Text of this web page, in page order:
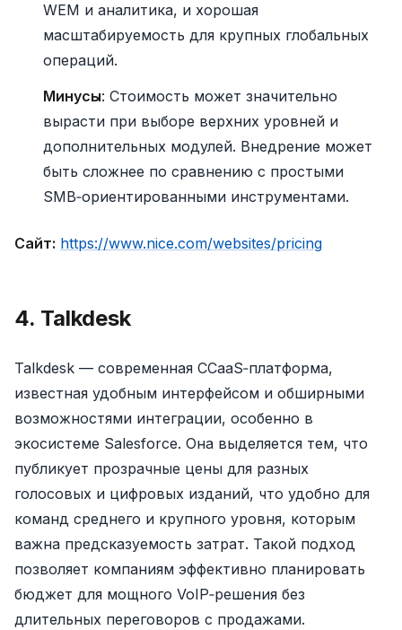
WEM и аналитика, и хорошая
масштабируемость для крупных глобальных
операций.
Минусы: Стоимость может значительно
вырасти при выборе верхних уровней и
дополнительных модулей. Внедрение может
быть сложнее по сравнению с простыми
SMB‑ориентированными инструментами.
Сайт: https://www.nice.com/websites/pricing
4. Talkdesk
Talkdesk — современная CCaaS‑платформа,
известная удобным интерфейсом и обширными
возможностями интеграции, особенно в
экосистеме Salesforce. Она выделяется тем, что
публикует прозрачные цены для разных
голосовых и цифровых изданий, что удобно для
команд среднего и крупного уровня, которым
важна предсказуемость затрат. Такой подход
позволяет компаниям эффективно планировать
бюджет для мощного VoIP‑решения без
длительных переговоров с продажами.